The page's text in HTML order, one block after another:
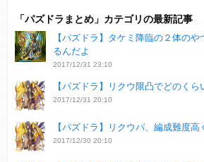
「パズドラまとめ」カテゴリの最新記事
【パズドラ】タケミ降臨の２体の
るんだよ
2017/12/31 23:10
【パズドラ】リクウ限凸でどのくら
2017/12/31 20:10
【パズドラ】リクウパ、編成難度高
2017/12/30 20:10